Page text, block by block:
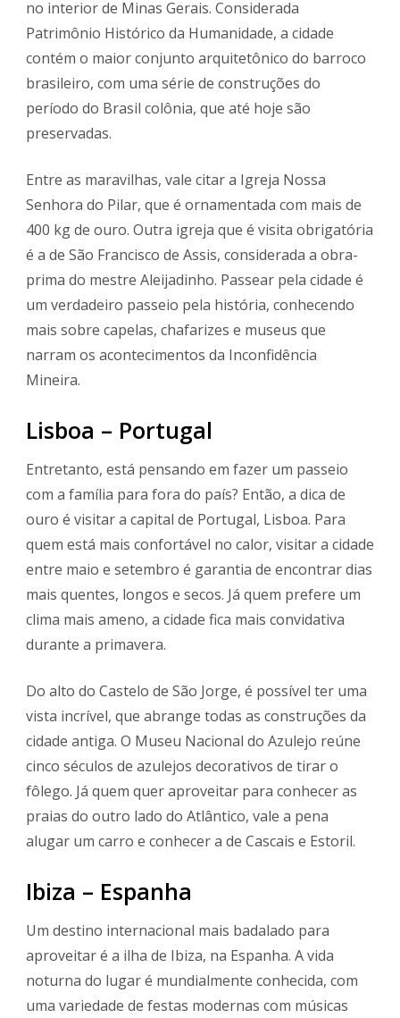
no interior de Minas Gerais. Considerada
Patrimônio Histórico da Humanidade, a cidade
contém o maior conjunto arquitetônico do barroco
brasileiro, com uma série de construções do
período do Brasil colônia, que até hoje são
preservadas.
Entre as maravilhas, vale citar a Igreja Nossa
Senhora do Pilar, que é ornamentada com mais de
400 kg de ouro. Outra igreja que é visita obrigatória
é a de São Francisco de Assis, considerada a obra-
prima do mestre Aleijadinho. Passear pela cidade é
um verdadeiro passeio pela história, conhecendo
mais sobre capelas, chafarizes e museus que
narram os acontecimentos da Inconfidência
Mineira.
Lisboa – Portugal
Entretanto, está pensando em fazer um passeio
com a família para fora do país? Então, a dica de
ouro é visitar a capital de Portugal, Lisboa. Para
quem está mais confortável no calor, visitar a cidade
entre maio e setembro é garantia de encontrar dias
mais quentes, longos e secos. Já quem prefere um
clima mais ameno, a cidade fica mais convidativa
durante a primavera.
Do alto do Castelo de São Jorge, é possível ter uma
vista incrível, que abrange todas as construções da
cidade antiga. O Museu Nacional do Azulejo reúne
cinco séculos de azulejos decorativos de tirar o
fôlego. Já quem quer aproveitar para conhecer as
praias do outro lado do Atlântico, vale a pena
alugar um carro e conhecer a de Cascais e Estoril.
Ibiza – Espanha
Um destino internacional mais badalado para
aproveitar é a ilha de Ibiza, na Espanha. A vida
noturna do lugar é mundialmente conhecida, com
uma variedade de festas modernas com músicas